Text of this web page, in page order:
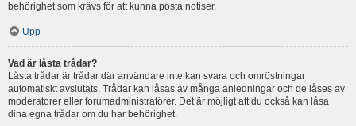
behörighet som krävs för att kunna posta notiser.
Upp
Vad är låsta trådar?
Låsta trådar är trådar där användare inte kan svara och omröstningar
automatiskt avslutats. Trådar kan låsas av många anledningar och de låses av
moderatorer eller forumadministratörer. Det är möjligt att du också kan låsa
dina egna trådar om du har behörighet.